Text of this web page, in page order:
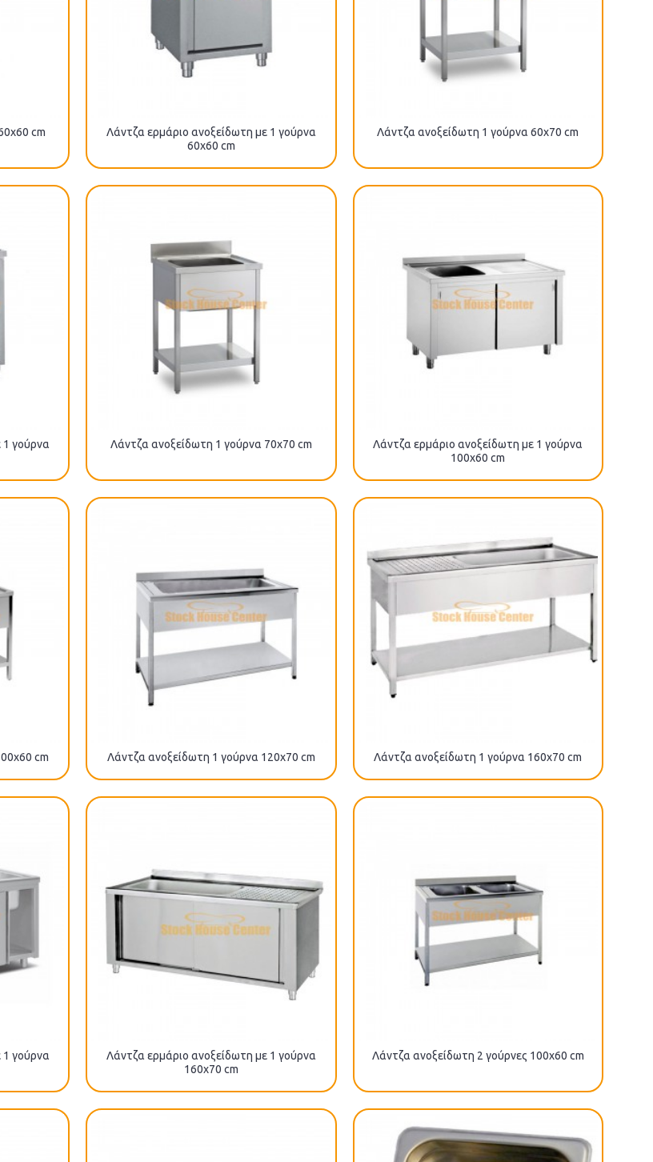
cm
Λάντζα ερμάριο ανοξείδωτη με 1 γούρνα
60x60 cm
Λάντζα ανοξείδωτη 1 γούρνα 60x70 cm
1 γούρνα
Λάντζα ανοξείδωτη 1 γούρνα 70x70 cm
Λάντζα ερμάριο ανοξείδωτη με 1 γούρνα
100x60 cm
cm Λάντζα ανοξείδωτη 1 γούρνα 120x70 cm Λάντζα ανοξείδωτη 1 γούρνα 160x70 cm
1 γούρνα
Λάντζα ερμάριο ανοξείδωτη με 1 γούρνα
160x70 cm
Λάντζα ανοξείδωτη 2 γούρνες 100x60 cm